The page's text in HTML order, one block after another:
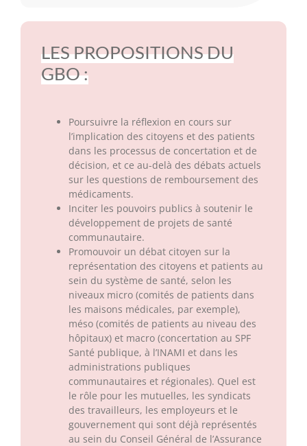
LES PROPOSITIONS DU
GBO :
Poursuivre la réflexion en cours sur
l’implication des citoyens et des patients
dans les processus de concertation et de
décision, et ce au-delà des débats actuels
sur les questions de remboursement des
médicaments.
Inciter les pouvoirs publics à soutenir le
développement de projets de santé
communautaire.
Promouvoir un débat citoyen sur la
représentation des citoyens et patients au
sein du système de santé, selon les
niveaux micro (comités de patients dans
les maisons médicales, par exemple),
méso (comités de patients au niveau des
hôpitaux) et macro (concertation au SPF
Santé publique, à l’INAMI et dans les
administrations publiques
communautaires et régionales). Quel est
le rôle pour les mutuelles, les syndicats
des travailleurs, les employeurs et le
gouvernement qui sont déjà représentés
au sein du Conseil Général de l’Assurance